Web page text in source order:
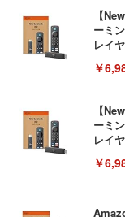
【
ーミ
レイ
￥
【
ーミ
レイ
￥